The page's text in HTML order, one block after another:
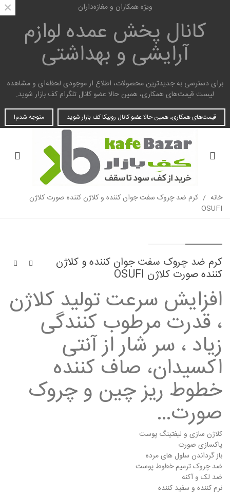
ویژه همکاران و مغازه‌داران
کانال پخش عمدهلوازم
آرایشی و بهداشتی
برای دسترسی به جدیدترین محصولات، اطلاع از موجودی لحظه‌ای و مشاهده
لیست قیمت‌های همکاری، همین حالا عضو کانال تلگرام کف بازار شوید.
قیمت‌های همکاری، همین حالا عضو کانال روبیکا کف بازار شوید متوجه شدم!
×
خانه / کرم ضد چروک سفت جوان کننده و کلاژن کننده صورت کلاژن
OSUFI
کرم ضد چروک سفت جوان کننده و کلاژن
کننده صورت کلاژن OSUFI
افزایش سرعت تولید کلاژن
، قدرت مرطوب کنندگی
زیاد ، سر شار از آنتی
اکسیدان، صاف کننده
خطوط ریز چین و چروک
صورت…
کلاژن سازی و لیفتینگ پوست
پاکسازی صورت
باز گرداندن سلول های مرده
ضد چروک ترمیم خطوط پوست
ضد لک و آکنه
نرم کننده و سفید کننده